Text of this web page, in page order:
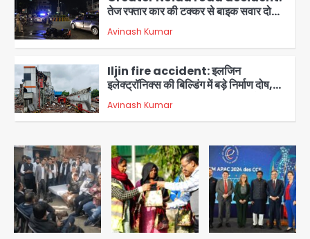
4
तेज रफ्तार कार की टक्कर से बाइक सवार दो
युवकों की मौत, परिवारों में मातम
Avinash Kumar
5
Iljin fire accident: इलजिन
इलेक्ट्रॉनिक्स की बिल्डिंग में बड़े निर्माण दोष,
कंक्रीट बीम तिरछा; पीडब्ल्यूडी ऑडिट में
चौंकाने वाला खुलासा
Avinash Kumar
1
Minor daughter abuse case in
Noida: 7 साल की मासूम बेटी के साथ
अश्लील हरकत करने वाले पिता को मां ने रंगेहाथ
पकड़ा, पुलिस ने किया गिरफ्तार
Avinash Kumar
Rapido Driver Mobile
Snatcher: नोएडा में रैपिडो चालक निकला